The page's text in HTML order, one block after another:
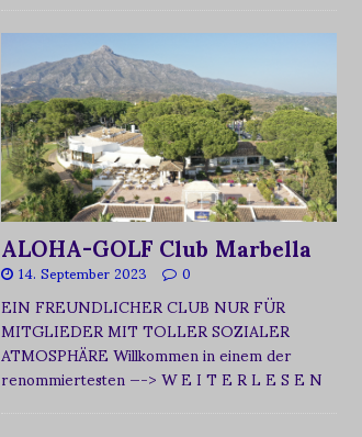
ALOHA-GOLF Club Marbella
14. September 2023 0
EIN FREUNDLICHER CLUB NUR FÜR
MITGLIEDER MIT TOLLER SOZIALER
ATMOSPHÄRE Willkommen in einem der
renommiertesten—-> W E I T E R L E S E N